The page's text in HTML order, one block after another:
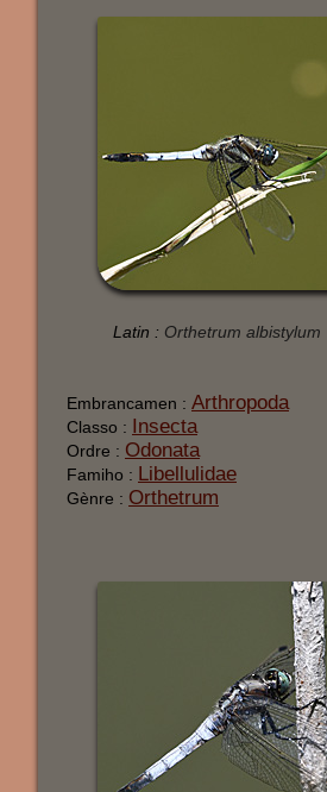
Latin : Orthetrum albistylum
Embrancamen : Arthropoda
Classo : Insecta
Ordre : Odonata
Famiho : Libellulidae
Gènre : Orthetrum